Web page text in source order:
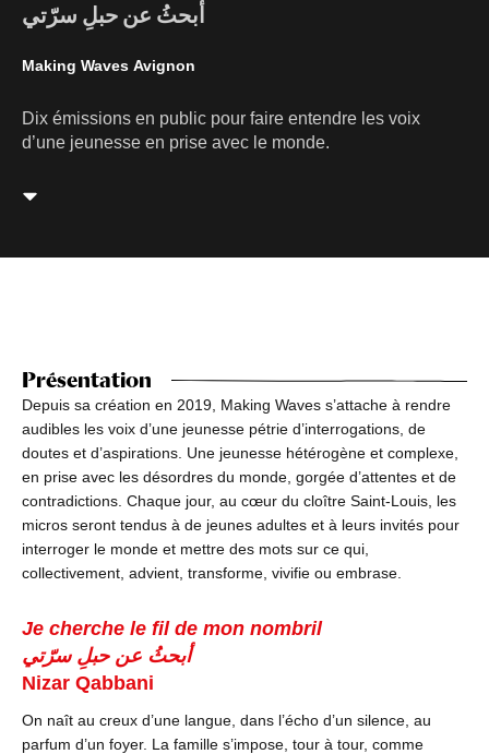
أبحثُ عن حبلِ سرّتي
Making Waves Avignon
Dix émissions en public pour faire entendre les voix
d’une jeunesse en prise avec le monde.
Présentation
Depuis sa création en 2019, Making Waves s’attache à rendre
audibles les voix d’une jeunesse pétrie d’interrogations, de
doutes et d’aspirations. Une jeunesse hétérogène et complexe,
en prise avec les désordres du monde, gorgée d’attentes et de
contradictions. Chaque jour, au cœur du cloître Saint-Louis, les
micros seront tendus à de jeunes adultes et à leurs invités pour
interroger le monde et mettre des mots sur ce qui,
collectivement, advient, transforme, vivifie ou embrase.
Je cherche le fil de mon nombril
أبحثُ عن حبلِ سرّتي
Nizar Qabbani
On naît au creux d’une langue, dans l’écho d’un silence, au
parfum d’un foyer. La famille s’impose, tour à tour, comme